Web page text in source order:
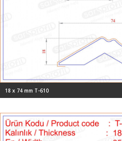
18 x 74 mm T-610